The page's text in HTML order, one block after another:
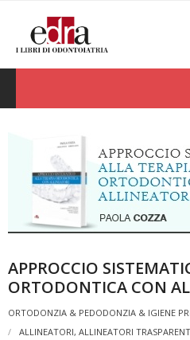
APPROCCIO
ORTODONTICA CON
ORTODONZIA & PEDODONZIA & IGIENE
ALLINEATORI, ALLINEATORI